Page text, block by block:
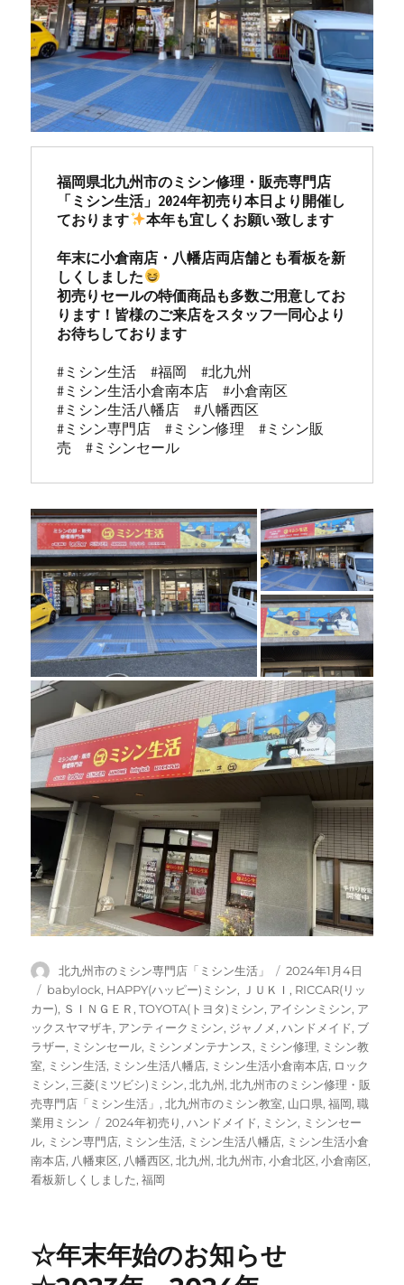
福岡県北九州市のミシン修理・販売専門店
「ミシン生活」2024年初売り本日より開催し
ております
本年も宜しくお願い致します
年末に小倉南店・八幡店両店舗とも看板を新
しくしました
初売りセールの特価商品も多数ご用意してお
ります！皆様のご来店をスタッフ一同心より
お待ちしております
#ミシン生活　#福岡　#北九州
#ミシン生活小倉南本店　#小倉南区
#ミシン生活八幡店　#八幡西区
#ミシン専門店　#ミシン修理　#ミシン販
売　#ミシンセール
投
稿
者
北九州市のミシン専門店「ミシン生活」
投
稿
日:
2024年1月4日
カ
テ
ゴ
リ
ー
babylock, HAPPY(ハッピー)ミシン, ＪＵＫＩ, RICCAR(リッ
カー), ＳＩＮＧＥＲ,TOYOTA(トヨタ)ミシン, アイシンミシン, ア
ックスヤマザキ, アンティークミシン, ジャノメ,ハンドメイド, ブ
ラザー, ミシンセール, ミシンメンテナンス, ミシン修理, ミシン教
室, ミシン生活, ミシン生活八幡店, ミシン生活小倉南本店, ロック
ミシン,三菱(ミツビシ)ミシン,北九州,北九州市のミシン修理・販
売専門店「ミシン生活」,北九州市のミシン教室, 山口県,福岡,職
業用ミシン
タ
グ
2024年初売り,ハンドメイド, ミシン, ミシンセー
ル, ミシン専門店, ミシン生活, ミシン生活八幡店, ミシン生活小倉
南本店, 八幡東区, 八幡西区,北九州,北九州市,小倉北区,小倉南区,
看板新しくしました,福岡
☆年末年始のお知らせ